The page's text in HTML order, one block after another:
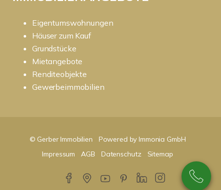
Eigentumswohnungen
Häuser zum Kauf
Grundstücke
Mietangebote
Renditeobjekte
Gewerbeimmobilien
© Gerber Immobilien
Powered by Immonia GmbH
Impressum
AGB Datenschutz Sitemap